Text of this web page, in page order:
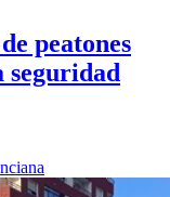
peatones
seguridad